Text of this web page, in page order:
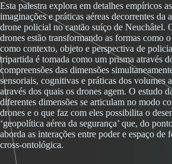
Esta palestra explora em detalhes empíricos
imaginações e práticas aéreas decorrentes da
drone policial no cantão suíço de Neuchâtel.
drones estão transformando as formas como
como contexto, objeto e perspectiva de
tripartida é tomada como um prisma através
compreensões das dimensões
sensoriais, cognitivas e práticas dos volumes
através dos quais os drones agem. O estudo
diferentes dimensões se articulam no modo
drones e o que faz com eles possibilita o
‘geopolítica aérea da segurança’ que, do
aborda as interações entre poder e espaço de
cross-ontológica.